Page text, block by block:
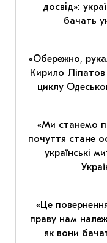
досвід»:
бачать
«Обережно,
Кирило
циклу
«Ми станемо
почуття стане
українські
«Це
праву нам
як вони